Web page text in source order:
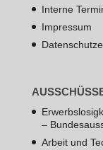
Interne
Impressum
–
Arbeit und